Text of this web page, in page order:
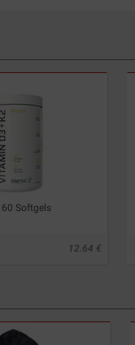
60 Softgels
12.64